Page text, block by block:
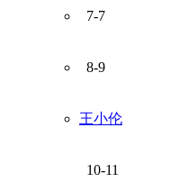
7-7
8-9
王小伦
10-11